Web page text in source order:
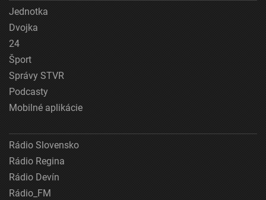
Jednotka
Dvojka
24
Šport
Správy STVR
Podcasty
Mobilné aplikácie
Rádio Slovensko
Rádio Regina
Rádio Devín
Rádio_FM